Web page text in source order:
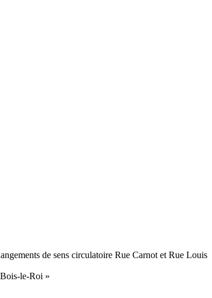
de sens circulatoire Rue Carnot et Rue Louis
le-Roi »